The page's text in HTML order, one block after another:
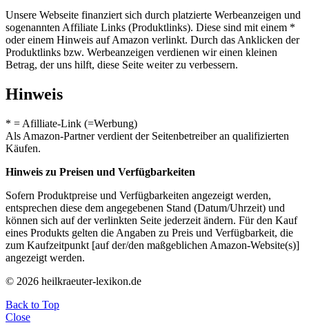
Unsere Webseite finanziert sich durch platzierte Werbeanzeigen und
sogenannten Affiliate Links (Produktlinks). Diese sind mit einem *
oder einem Hinweis auf Amazon verlinkt. Durch das Anklicken der
Produktlinks bzw. Werbeanzeigen verdienen wir einen kleinen
Betrag, der uns hilft, diese Seite weiter zu verbessern.
Hinweis
* = Afilliate-Link (=Werbung)
Als Amazon-Partner verdient der Seitenbetreiber an qualifizierten
Käufen.
Hinweis zu Preisen und Verfügbarkeiten
Sofern Produktpreise und Verfügbarkeiten angezeigt werden,
entsprechen diese dem angegebenen Stand (Datum/Uhrzeit) und
können sich auf der verlinkten Seite jederzeit ändern. Für den Kauf
eines Produkts gelten die Angaben zu Preis und Verfügbarkeit, die
zum Kaufzeitpunkt [auf der/den maßgeblichen Amazon-Website(s)]
angezeigt werden.
© 2026 heilkraeuter-lexikon.de
Back to Top
Close